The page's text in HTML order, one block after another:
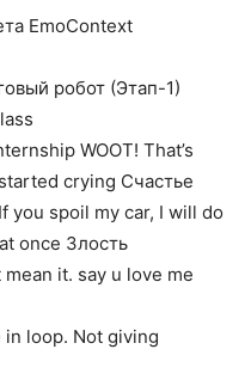
EmoContext
робот (Этап-1)
WOOT! That’s
crying Счастье
you spoil my car, I will do
once Злость
it. say u love me
loop. Not giving